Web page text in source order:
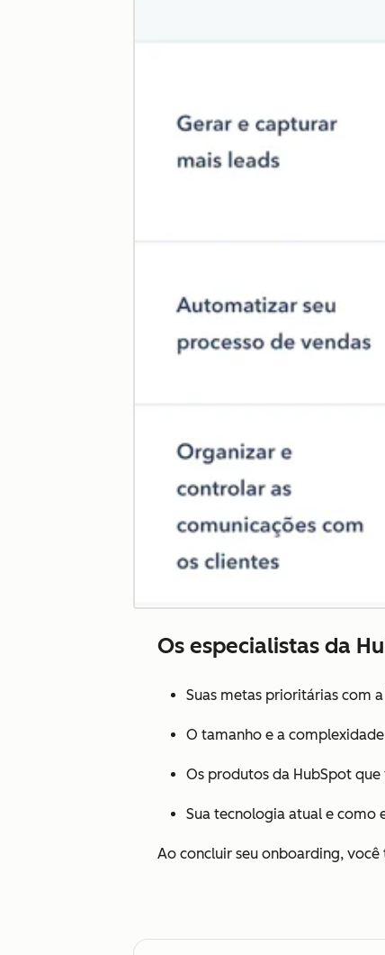
Os especialistas da
Suas metas prioritárias com
O tamanho e a
Os produtos da HubSpot
Sua tecnologia atual e como
Ao concluir seu onboarding, você